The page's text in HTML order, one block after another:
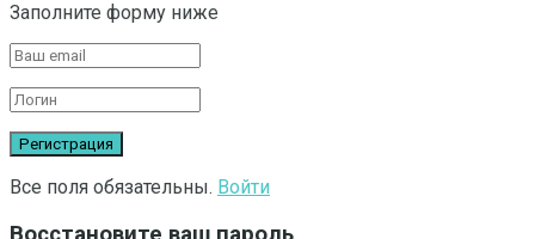
Заполните форму ниже
Все поля обязательны. Войти